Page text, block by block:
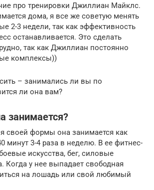
про тренировки Джиллиан Майклс.
дома, я все же советую менять
2-3 недели, так как эффективность
останавливается. Это сделать
так как Джиллиан постоянно
комплексы))
– занимались ли вы по
ли она вам?
занимается?
своей формы она занимается как
минут 3-4 раза в неделю. В ее фитнес-
искусства, бег, силовые
Когда у нее выпадает свободная
на лошадь или свой любимый